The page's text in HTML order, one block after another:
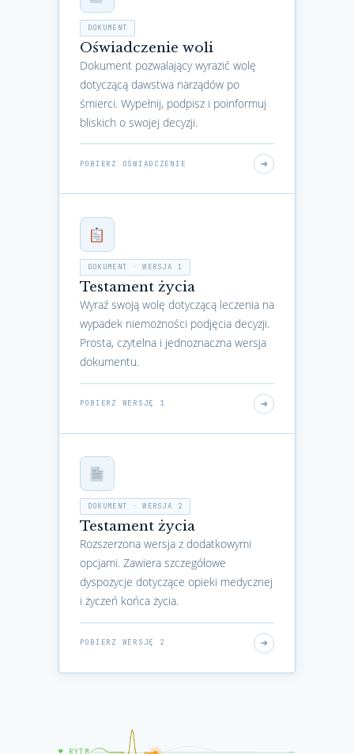
DOKUMENT
Oświadczenie woli
Dokument pozwalający wyrazić wolę
dotyczącą dawstwa narządów po
śmierci. Wypełnij, podpisz i poinformuj
bliskich o swojej decyzji.
POBIERZ OŚWIADCZENIE
DOKUMENT · WERSJA 1
Testament życia
Wyraź swoją wolę dotyczącą leczenia na
wypadek niemożności podjęcia decyzji.
Prosta, czytelna i jednoznaczna wersja
dokumentu.
POBIERZ WERSJĘ 1
DOKUMENT · WERSJA 2
Testament życia
Rozszerzona wersja z dodatkowymi
opcjami. Zawiera szczegółowe
dyspozycje dotyczące opieki medycznej
i życzeń końca życia.
POBIERZ WERSJĘ 2
♥ RYTM